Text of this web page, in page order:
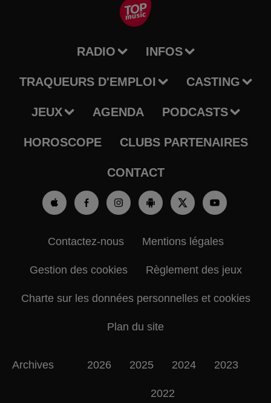
RADIO INFOS
TRAQUEURS D'EMPLOI CASTING
JEUX AGENDA PODCASTS
HOROSCOPE CLUBS PARTENAIRES
CONTACT
Contactez-nous Mentions légales
Gestion des cookies Règlement des jeux
Charte sur les données personnelles et cookies
Plan du site
Archives 2026 2025 2024 2023
2022